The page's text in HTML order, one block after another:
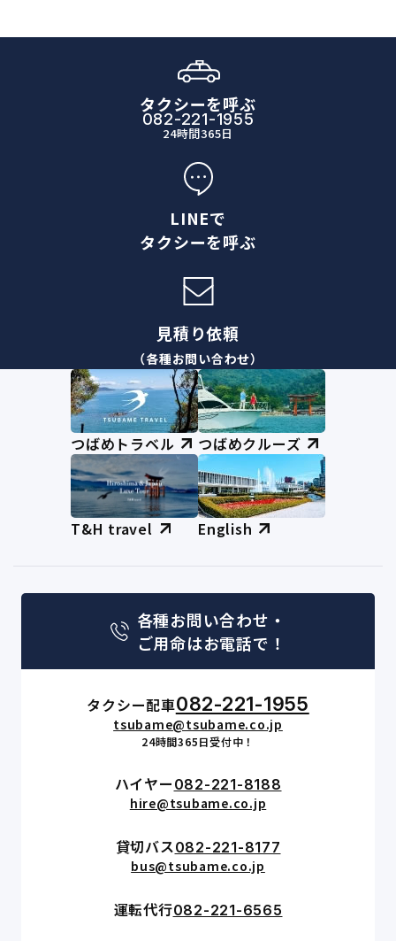
タクシーを呼ぶ
082-221-1955
24時間365日
LINEで
タクシーを呼ぶ
見積り依頼
（各種お問い合わせ）
つばめトラベル つばめクルーズ
T&H travel English
各種お問い合わせ・
ご用命はお電話で！
タクシー配車082-221-1955
tsubame@tsubame.co.jp
24時間365日受付中！
ハイヤー 082-221-8188
hire@tsubame.co.jp
貸切バス082-221-8177
bus@tsubame.co.jp
運転代行082-221-6565